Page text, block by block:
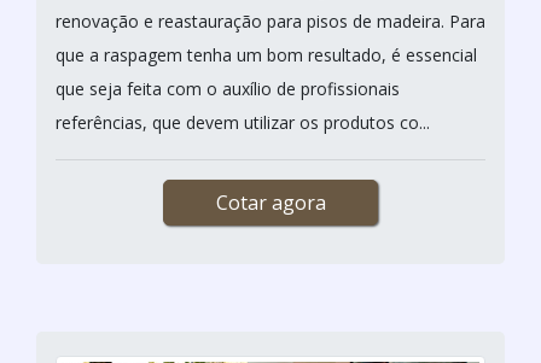
renovação e reastauração para pisos de madeira. Para
que a raspagem tenha um bom resultado, é essencial
que seja feita com o auxílio de profissionais
referências, que devem utilizar os produtos co...
Cotar agora